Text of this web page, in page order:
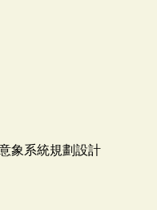
象系統規劃設計